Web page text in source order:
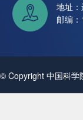
地址
邮编
© Copyright 中国科学